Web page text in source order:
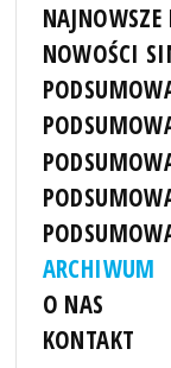
NOWOŚCI
ARCHIWUM
O NAS
KONTAKT